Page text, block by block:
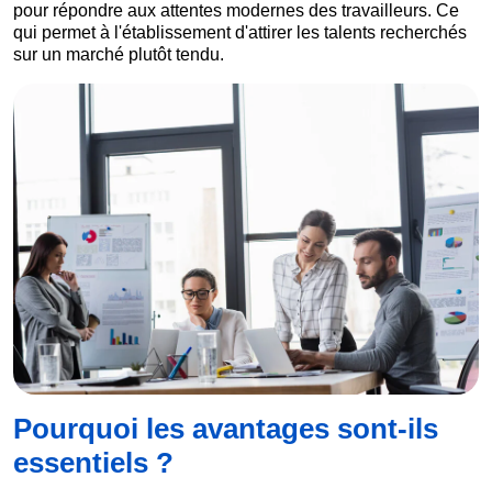
pour répondre aux attentes modernes des travailleurs. Ce
qui permet à l'établissement d'attirer les talents recherchés
sur un marché plutôt tendu.
Pourquoi les avantages sont-ils
essentiels ?